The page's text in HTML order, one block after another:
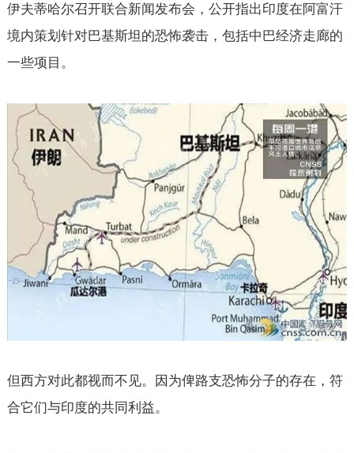
伊夫蒂哈尔召开联合新闻发布会，公开指出印度在阿富汗
境内策划针对巴基斯坦的恐怖袭击，包括中巴经济走廊的
一些项目。
但西方对此都视而不见。因为俾路支恐怖分子的存在，符
合它们与印度的共同利益。